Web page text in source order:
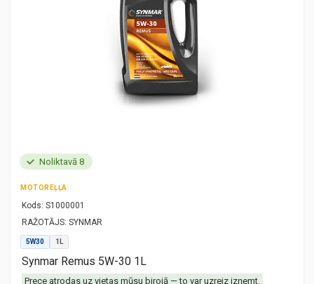
Noliktavā 8
MOTOREĻĻA
Kods: S1000001
RAŽOTĀJS: SYNMAR
5W30 1L
Synmar Remus 5W-30 1L
Prece atrodas uz vietas mūsu birojā — to var uzreiz izņemt.